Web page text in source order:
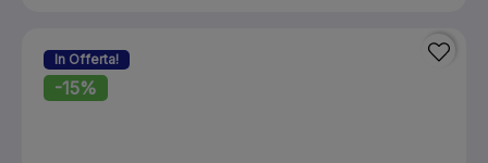
In Offerta!
-15%